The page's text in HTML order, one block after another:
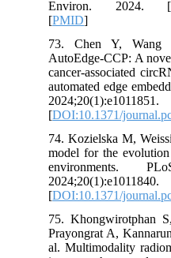
Environ.
[PMID
73. Chen Y,
AutoEdge-CCP: A
cancer-associated
automated edge
2024;20(1):e1011851.
[DOI:10.1371/
74. Kozielska M,
model for the
environments.
2024;20(1):e1011840.
[DOI:10.1371/
75.
Prayongrat A,
al. Multimodality